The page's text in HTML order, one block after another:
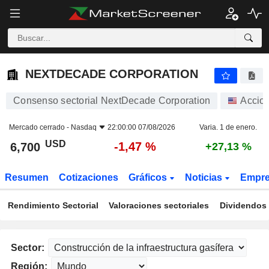
NEXTDECADE CORPORATION -1,47 %
NEXTDECADE CORPORATION
Consenso sectorial NextDecade Corporation
Mercado cerrado - Nasdaq 22:00:00 07/08/2026 Varia. 1 de enero.
6,700 USD -1,47 % +27,13 %
Resumen Cotizaciones Gráficos Noticias
Rendimiento Sectorial Valoraciones sectoriales
Sector:
Región: